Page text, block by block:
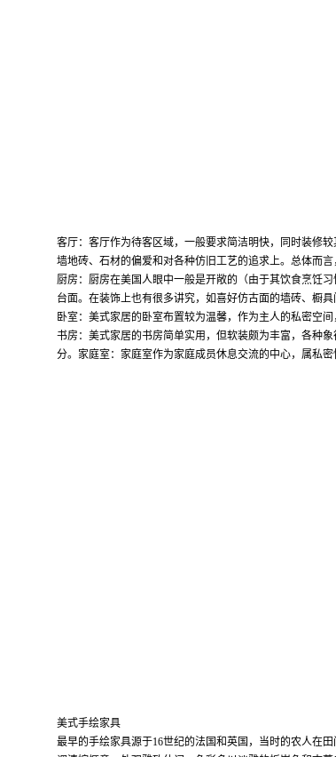
客厅： 客厅作为待客区域，一般要求简洁明快，同时装修
墙地砖、石材的偏爱和对各种仿旧工艺的追求上。总体而
厨房： 厨房在美国人眼中一般是开敞的（由于其饮食烹饪
台面。在装饰上也有很多讲究，如喜好仿古面的墙砖、橱
卧室： 美式家居的卧室布置较为温馨，作为主人的私密空
书房： 美式家居的书房简单实用，但软装颇为丰富，各种
分。家庭室：家庭室作为家庭成员休息交流的中心，属私
美式手绘家具
最早的手绘家具源于16世纪的法国和英国，当时的农人在